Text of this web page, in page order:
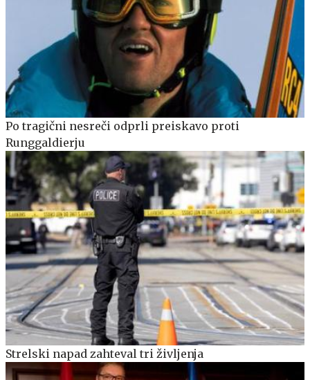
Po tragični nesreči odprli preiskavo proti
Runggaldierju
Strelski napad zahteval tri življenja